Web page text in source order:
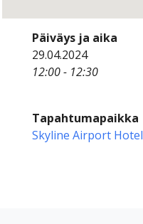
Päiväys ja aika
29.04.2024
12:00 - 12:30
Tapahtumapaikka
Skyline Airport Hotel